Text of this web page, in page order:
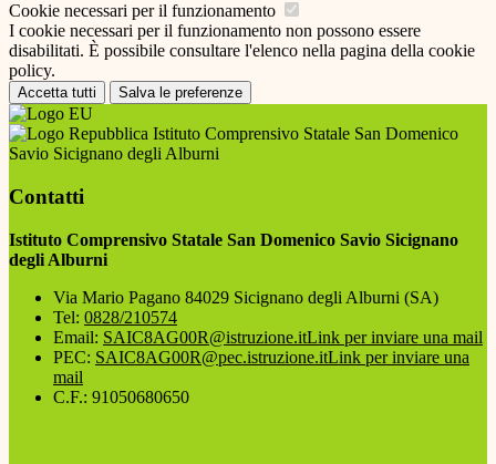
Cookie necessari per il funzionamento
I cookie necessari per il funzionamento non possono essere
disabilitati. È possibile consultare l'elenco nella pagina della cookie
policy.
Accetta tutti Salva le preferenze
Istituto Comprensivo Statale San Domenico
Savio Sicignano degli Alburni
Contatti
Istituto Comprensivo Statale San Domenico Savio Sicignano
degli Alburni
Via Mario Pagano 84029 Sicignano degli Alburni (SA)
Tel: 0828/210574
Email: SAIC8AG00R@istruzione.itLink per inviare una mail
PEC: SAIC8AG00R@pec.istruzione.itLink per inviare una
mail
C.F.: 91050680650